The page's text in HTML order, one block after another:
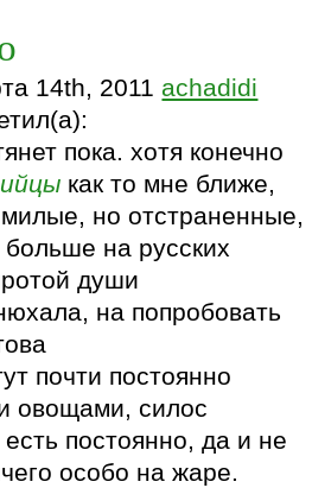
14th, 2011 achadidi
пока. хотя конечно
как то мне ближе,
но отстраненные,
на русских
души
на попробовать
почти постоянно
овощами, силос
постоянно, да и не
особо на жаре.